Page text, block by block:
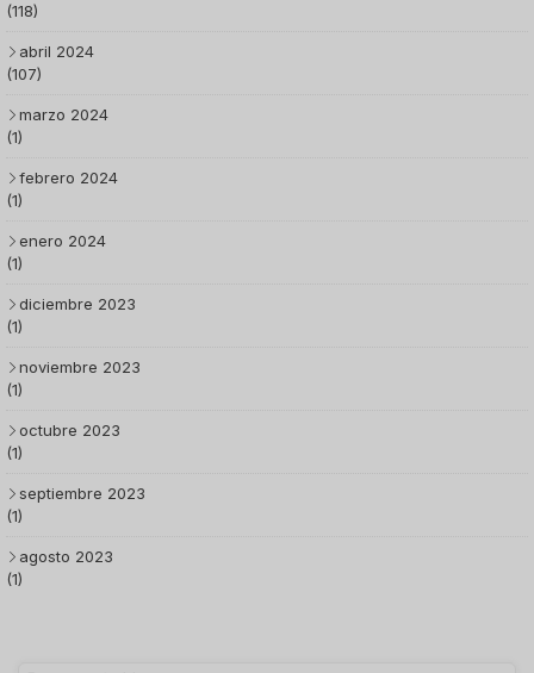
(118)
abril 2024
(107)
marzo 2024
(1)
febrero 2024
(1)
enero 2024
(1)
diciembre 2023
(1)
noviembre 2023
(1)
octubre 2023
(1)
septiembre 2023
(1)
agosto 2023
(1)